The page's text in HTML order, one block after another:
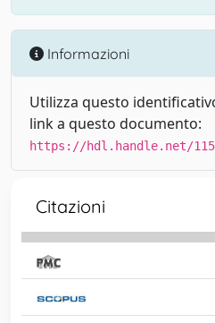
Informazioni
Utilizza questo
link a questo documento:
https://hdl.handle.net/
Citazioni